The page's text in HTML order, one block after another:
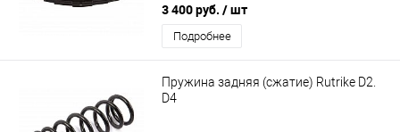
3 400 руб. / шт
Подробнее
Пружина задняя (сжатие) Rutrike D2.
D4